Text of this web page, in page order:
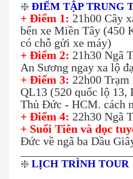
❇️ ĐIỂM TẬP TRUNG
+ Điểm 1: 21h00 Cây
bến xe Miền Tây (450
có chỗ gửi xe máy)
+ Điểm 2: 21h30 Ngã
An Sương ngay xa lộ
+ Điểm 3: 22h00 Trạm
QL13 (520 quốc lộ 13,
Thủ Đức - HCM. cách
+ Điểm 4: 22h30 Ngã
+ Suối Tiên và dọc
Đức về ngã ba Dầu
❇️ LỊCH TRÌNH TOUR